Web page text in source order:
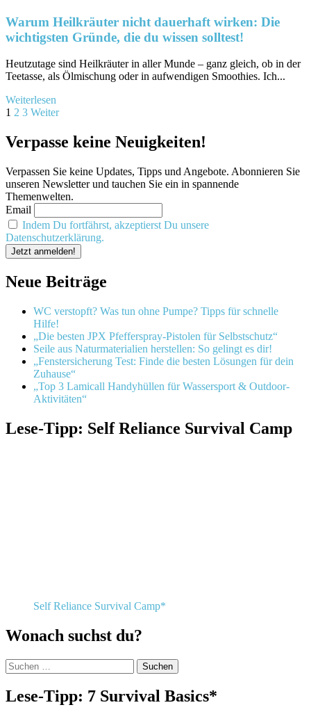
Warum Heilkräuter nicht dauerhaft wirken: Die
wichtigsten Gründe, die du wissen solltest!
Heutzutage‌ sind Heilkräuter in aller Munde⁢ – ganz‍ gleich, ob ‍in der
‌Teetasse, als Ölmischung oder in aufwendigen Smoothies. Ich...
Weiterlesen
Informationen
Warum
Heilkräuter
dauerhaft
wirken:
Die
Gründe,
die
du
wissen
solltest!
Seitennummerierung
der
Beiträge
1 2 3 Weiter
Verpasse keine Neuigkeiten!
Verpassen Sie keine Updates, Tipps und Angebote. Abonnieren Sie
unseren Newsletter und tauchen Sie ein in spannende
Themenwelten.
Email
Indem Du fortfährst, akzeptierst Du unsere
Datenschutzerklärung.
Neue Beiträge
WC verstopft? Was tun ohne Pumpe? Tipps für schnelle
Hilfe!
„Die besten JPX Pfefferspray-Pistolen für Selbstschutz“
Seile aus Naturmaterialien herstellen: So gelingt es dir!
„Fenstersicherung Test: Finde die besten Lösungen für dein
Zuhause“
„Top 3 Lamicall Handyhüllen für Wassersport & Outdoor-
Aktivitäten“
Lese-Tipp: Self Reliance Survival Camp
Self Reliance Survival Camp*
Wonach suchst du?
Suchen
nach:
Lese-Tipp: 7 Survival Basics*